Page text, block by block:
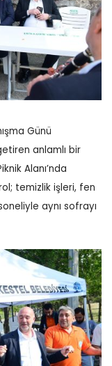
Günü
anlamlı bir
Alanı’nda
temizlik işleri, fen
aynı sofrayı